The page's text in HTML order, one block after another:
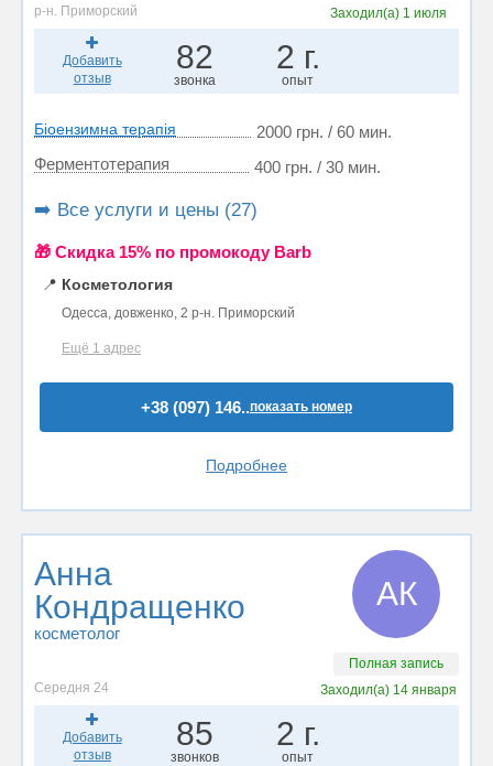
р-н. Приморский Заходил(а) 1 июля
Добавить
отзыв
82
звонка
2 г.
опыт
Біоензимна терапія
2000 грн. / 60 мин.
Ферментотерапия
400 грн. / 30 мин.
➡️ Все услуги и цены (27)
🎁 Cкидка 15% по промокоду Barb
📍 Косметология
Одесса, довженко, 2 р-н. Приморский
Ещё 1 адрес
+38 (097) 146..показать номер
Подробнее
Анна
Кондращенко
косметолог
АК
Полная запись
Середня 24
Заходил(а) 14 января
Добавить
отзыв
85
звонков
2 г.
опыт